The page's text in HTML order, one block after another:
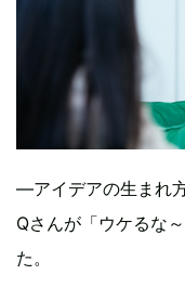
―アイデアの生まれ
Qさんが「ウケるな
た。